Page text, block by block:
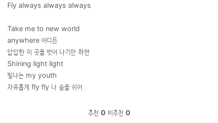
Fly always always always
Take me to new world
anywhere 어디든
답답한 이 곳을 벗어 나기만 하면
Shining light light
빛나는 my youth
자유롭게 fly fly 나 숨을 쉬어
추천 0 비추천 0